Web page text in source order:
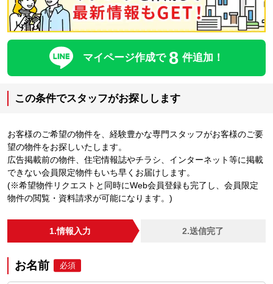
マイページ作成で 8 件追加！
この条件でスタッフがお探しします
お客様のご希望の物件を、経験豊かな専門スタッフがお客様のご要
望の物件をお探しいたします。
広告掲載前の物件、住宅情報誌やチラシ、インターネット等に掲載
できない会員限定物件もいち早くお届けします。
(※希望物件リクエストと同時にWeb会員登録も完了し、会員限定
物件の閲覧・資料請求が可能になります。)
1.情報入力 2.送信完了
お名前 必須